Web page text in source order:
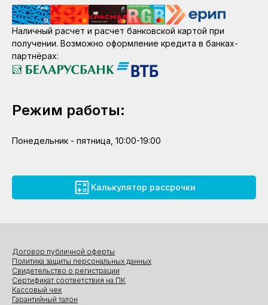
Наличный расчет и расчет банковской картой при
получении. Возможно оформление кредита в банках-
партнёрах:
Режим работы:
Понедельник - пятница, 10:00-19:00
Калькулятор рассрочки
Договор публичной оферты
Политика защиты персональных данных
Свидетельство о регистрации
Сертификат соответствия на ПК
Кассовый чек
Гарантийный талон